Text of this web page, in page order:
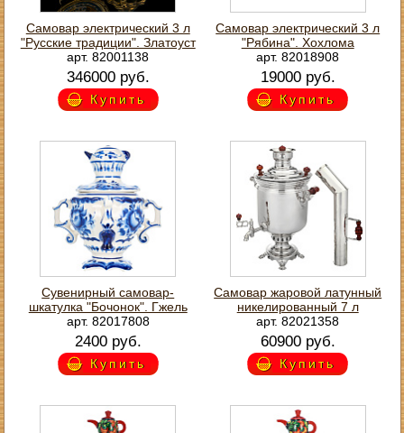
Самовар электрический 3 л
"Русские традиции". Златоуст
арт. 82001138
346000 руб.
Купить
Самовар электрический 3 л
"Рябина". Хохлома
арт. 82018908
19000 руб.
Купить
Сувенирный самовар-
шкатулка "Бочонок". Гжель
арт. 82017808
2400 руб.
Купить
Самовар жаровой латунный
никелированный 7 л
арт. 82021358
60900 руб.
Купить